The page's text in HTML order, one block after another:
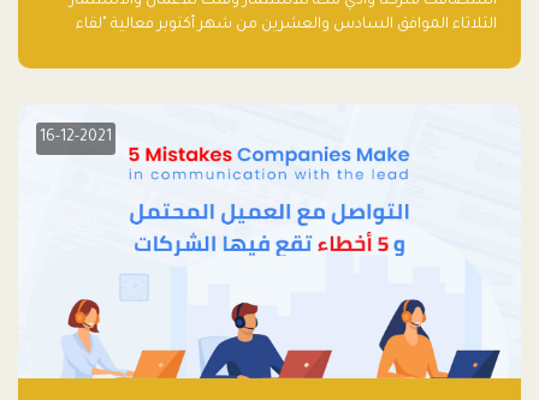
الثلاثاء الموافق السادس والعشرين من شهر أكتوبر فعالية "لقاء
مشاركاً من أبرز صناديق رأس المال الجريء وممثلي المؤسسات
16-12-2021